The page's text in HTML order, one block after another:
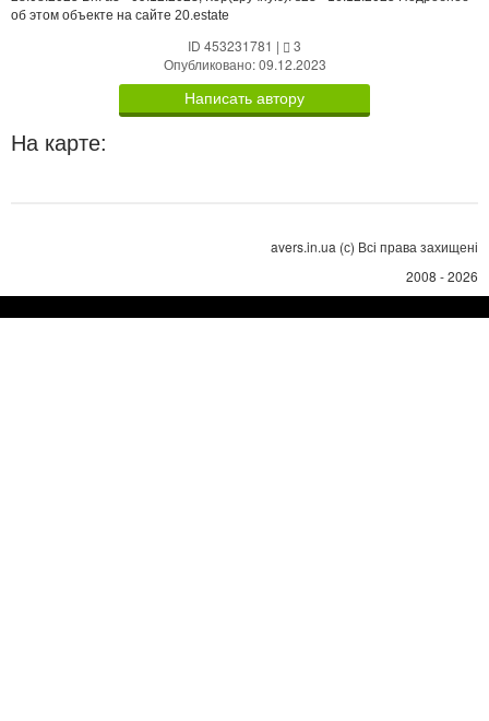
об этом объекте на сайте 20.estate
ID 453231781 |
3
Опубликовано: 09.12.2023
Написать автору
На карте:
avers.in.ua (с) Всі права захищені
2008 - 2026